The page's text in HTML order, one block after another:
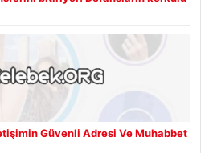
Güvenli Adresi Ve Muhabbet